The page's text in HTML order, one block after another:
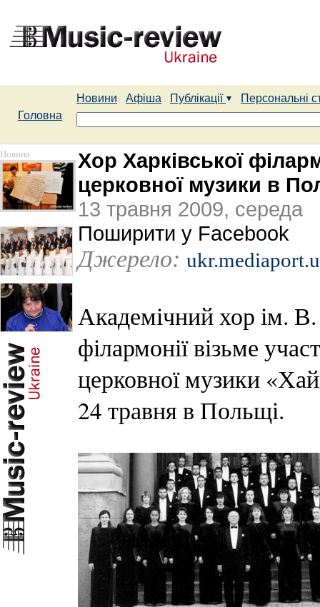
Новини Афіша Публікації
Персональні
Головна
Новина
Хор Харківської
церковної музики в
13 травня 2009, середа
Поширити у Facebook
Джерело:
Академічний хор ім. В.
філармонії візьме
церковної музики
24 травня в Польщі.